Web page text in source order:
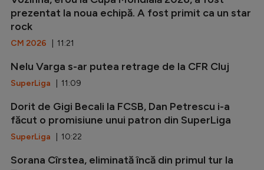
prezentat la noua echipă. A fost primit ca un star
rock
CM 2026 | 11:21
Nelu Varga s-ar putea retrage de la CFR Cluj
SuperLiga | 11:09
Dorit de Gigi Becali la FCSB, Dan Petrescu i-a
făcut o promisiune unui patron din SuperLiga
SuperLiga | 10:22
Sorana Cîrstea, eliminată încă din primul tur la